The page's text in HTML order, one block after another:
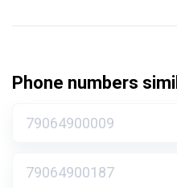
Phone numbers
79064900009
79064900187